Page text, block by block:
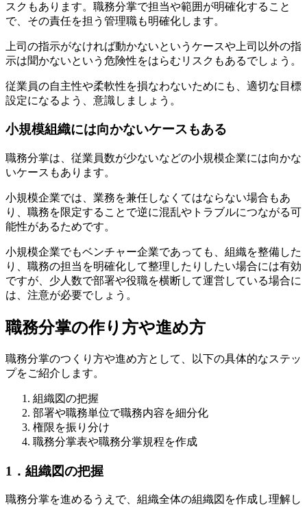
スクもあります。職務分掌で担当や範囲が明確化すること
で、その責任を担う管理職も明確化します。
上司の指示がなければ動かないというケースや上司以外の指
示は聞かないという危険性をはらむリスクもあるでしょう。
従業員の自主性や柔軟性を損なわないためにも、適切な目標
設定になるよう、意識しましょう。
小規模組織には向かないケースもある
職務分掌は、従業員数が少ないなどの小規模企業には向かな
いケースもあります。
小規模企業では、業務を兼任しなくてはならない場合もあ
り、職務を限定することで逆に混乱やトラブルにつながる可
能性があるためです。
小規模企業でもベンチャー企業であっても、組織を整備した
り、職務の担当を明確化して整理したりしたい場合には有効
ですが、少人数で部署や役職を横断して運営している場合に
は、注意が必要でしょう。
職務分掌の作り方や進め方
職務分掌のつくり方や進め方として、以下の具体的なステッ
プをご紹介します。
組織図の把握
部署や職務単位で職務内容を細分化
権限を振り分け
職務分掌表や職務分掌規程を作成
1．組織図の把握
職務分掌を進めるうえで、組織全体の組織図を作成し理解し